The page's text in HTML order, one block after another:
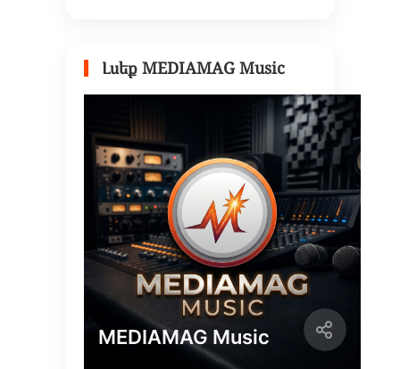
Լսեք MEDIAMAG Music